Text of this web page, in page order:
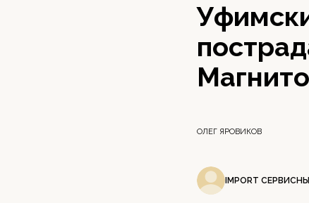
ОЛЕГ ЯРОВИКОВ
IMPORT